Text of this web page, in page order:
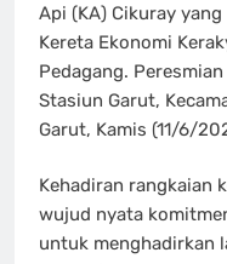
Api (KA) Cikuray
Kereta Ekonomi
Pedagang.
Stasiun Garut,
Garut, Kamis (11/6/
Kehadiran rangkaian
wujud nyata
untuk menghadirkan